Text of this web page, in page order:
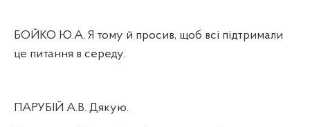
БОЙКО Ю.А. Я тому й просив, щоб всі підтримали
це питання в середу.
ПАРУБІЙ А.В. Дякую.